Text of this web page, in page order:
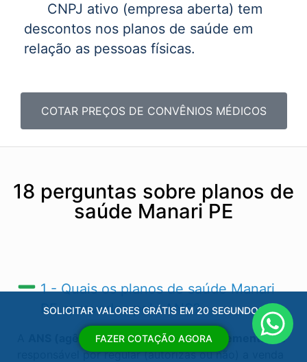
CNPJ ativo (empresa aberta) tem
descontos nos planos de saúde em
relação as pessoas físicas.
COTAR PREÇOS DE CONVÊNIOS MÉDICOS
18 perguntas sobre planos de
saúde Manari PE
1 - Quais os planos de saúde Manari
PE​ aprovados pela ANS?
ANS (agência nacional de saúde suplementar)é
responsável por regular (autorizas ou não) a venda
SOLICITAR VALORES GRÁTIS EM 20 SEGUNDOS
FAZER COTAÇÃO AGORA